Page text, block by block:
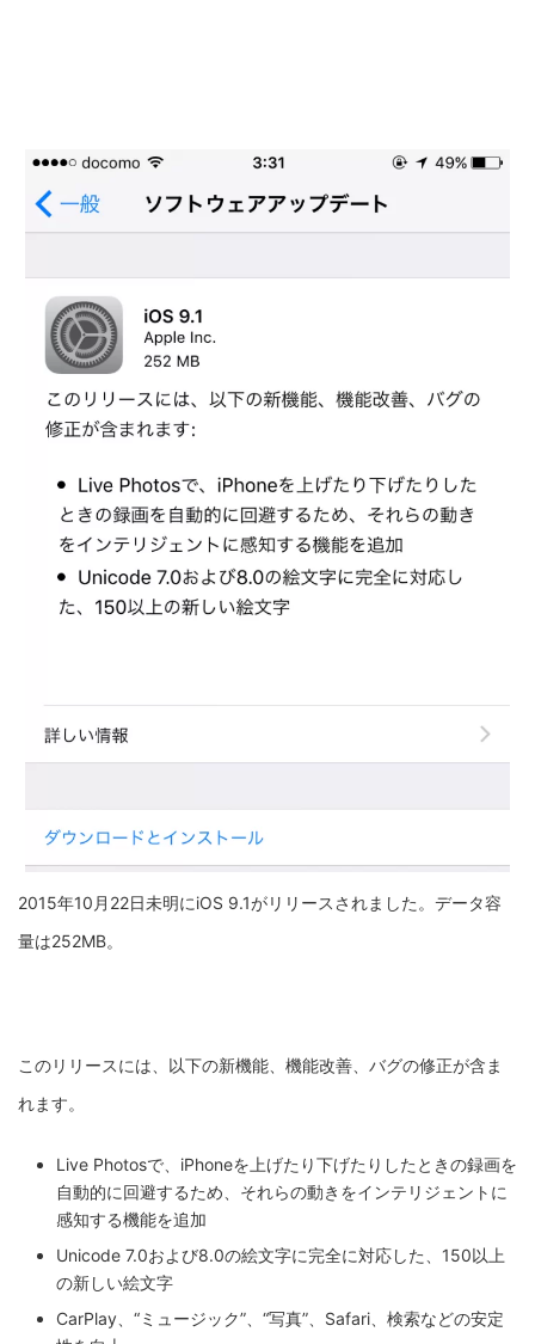
2015年10月22日未明にiOS 9.1がリリースされました。データ容
量は252MB。
このリリースには、以下の新機能、機能改善、 バグの修正が含ま
れます。
Live Photosで、 iPhoneを上げたり下げたりしたときの録画を
自動的に回避するため、それらの動きをインテリジェントに
感知する機能を追加
Unicode 7.0および8.0の絵文字に完全に対応した、 150以上
の新しい絵文字
CarPlay、“ミュージック”、“写真”、Safari、 検索などの安定